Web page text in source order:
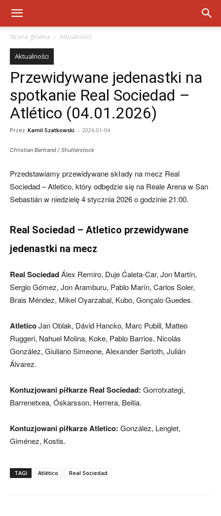
Strona główna Aktualności
Aktualności
Przewidywane jedenastki na
spotkanie Real Sociedad –
Atlético (04.01.2026)
Przez Kamil Szatkowski - 2026-01-04
Christian Bertrand / Shutterstock
Przedstawiamy przewidywane składy na mecz Real
Sociedad – Atletico, który odbędzie się na Reale Arena w San
Sebastián w niedzielę 4 stycznia 2026 o godzinie 21:00.
Real Sociedad – Atletico przewidywane
jedenastki na mecz
Real SociedadÁlex Remiro, Duje Ćaleta-Car, Jon Martín,
Sergio Gómez, Jon Aramburu, Pablo Marín, Carlos Soler,
Brais Méndez, Mikel Oyarzabal, Kubo, Gonçalo Guedes.
AtleticoJan Oblak, Dávid Hancko, Marc Pubill, Matteo
Ruggeri, Nahuel Molina, Koke, Pablo Barrios, Nicolás
González, Giuliano Simeone, Alexander Sørloth, Julián
Álvarez.
Kontuzjowani piłkarze Real Sociedad: Gorrotxategi,
Barrenetxea, Óskarsson, Herrera, Beitia.
Kontuzjowani piłkarze Atletico: González, Lenglet,
Giménez, Kostis.
TAGI Atlético Real Sociedad